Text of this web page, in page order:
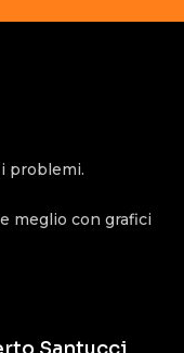
problemi.
meglio con grafici